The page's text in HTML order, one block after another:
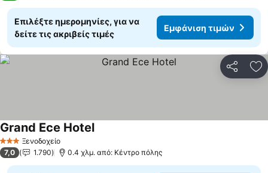
Επιλέξτε ημερομηνίες, για να
δείτε τις ακριβείς τιμές
Εμφάνιση τιμών
3 ΑστέριαΞενοδοχείο
Grand Ece Hotel
7,0 1.790 0.4 χλμ. από: Κέντρο πόλης